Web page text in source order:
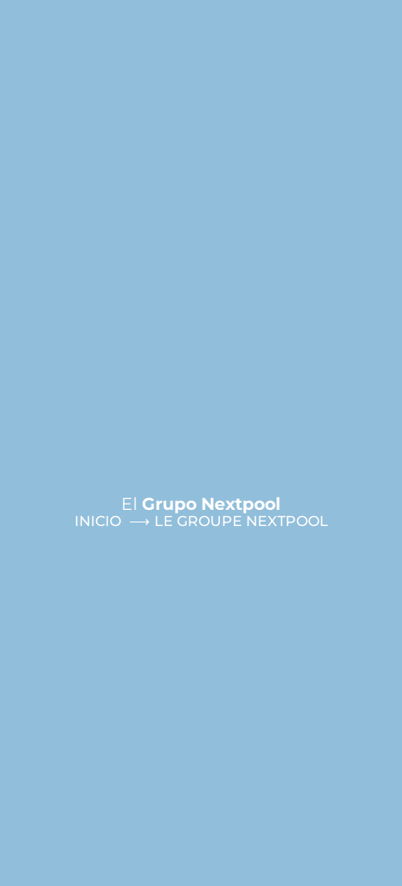
El Grupo Nextpool
INICIO LE GROUPE NEXTPOOL